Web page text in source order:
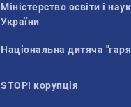
Міністерство освіти і
України
Національна дитяча
STOP! корупція